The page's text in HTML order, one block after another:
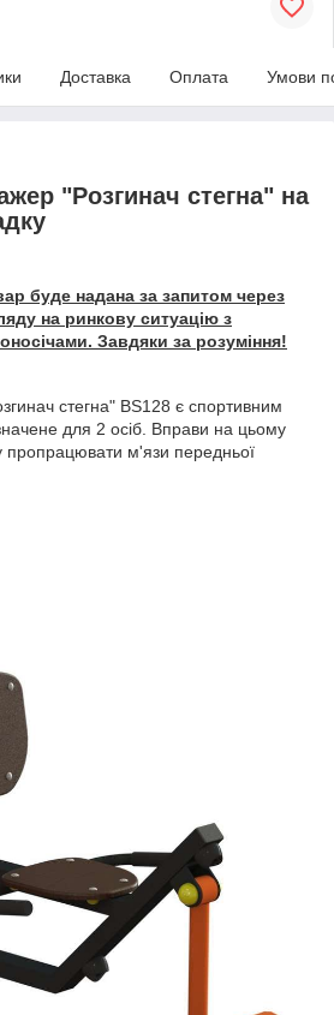
Доставка Оплата Умови
"Розгинач стегна" на
буде надана за запитом через
на ринкову ситуацію з
Завдяки за розуміння!
стегна" BS128 є спортивним
для 2 осіб. Вправи на цьому
пропрацювати м'язи передньої